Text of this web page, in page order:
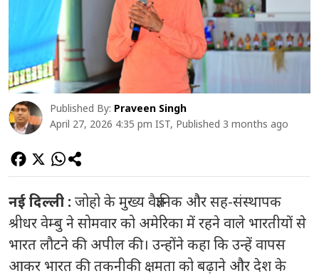
Published By: Praveen Singh
April 27, 2026 4:35 pm IST, Published 3 months ago
नई दिल्ली : जोहो के मुख्य वैज्ञानिक और सह-संस्थापक
श्रीधर वेम्बु ने सोमवार को अमेरिका में रहने वाले भारतीयों से
भारत लौटने की अपील की। उन्होंने कहा कि उन्हें वापस
आकर भारत की तकनीकी क्षमता को बढ़ाने और देश के